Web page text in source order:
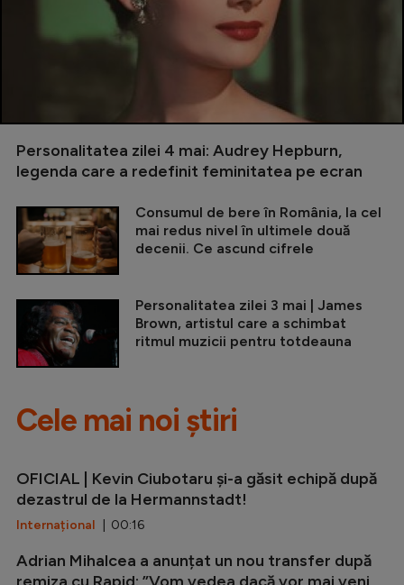
Personalitatea zilei 4 mai: Audrey Hepburn,
legenda care a redefinit feminitatea pe ecran
Consumul de bere în România, la cel
mai redus nivel în ultimele două
decenii. Ce ascund cifrele
Personalitatea zilei 3 mai | James
Brown, artistul care a schimbat
ritmul muzicii pentru totdeauna
Cele mai noi știri
OFICIAL | Kevin Ciubotaru și-a găsit echipă după
dezastrul de la Hermannstadt!
Internațional | 00:16
Adrian Mihalcea a anunțat un nou transfer după